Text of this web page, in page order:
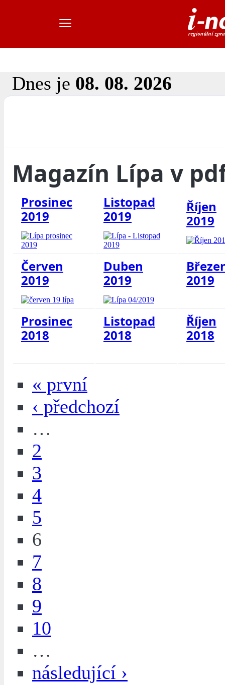
Dnes je 08. 08. 2026
Magazín Lípa v
Prosinec
2019
Listopad
2019
Říjen
2019
Červen
2019
Duben
2019
2019
Prosinec
2018
Listopad
2018
Říjen
2018
« první
‹ předchozí
…
2
3
4
5
6
7
8
9
10
…
následující ›